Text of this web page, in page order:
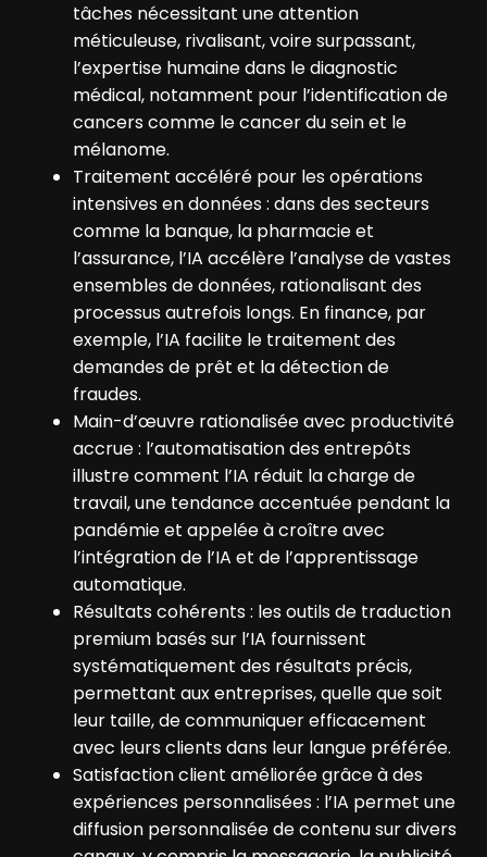
tâches nécessitant une attention
méticuleuse, rivalisant, voire surpassant,
l’expertise humaine dans le diagnostic
médical, notamment pour l’identification de
cancers comme le cancer du sein et le
mélanome.
Traitement accéléré pour les opérations
intensives en données : dans des secteurs
comme la banque, la pharmacie et
l’assurance, l’IA accélère l’analyse de vastes
ensembles de données, rationalisant des
processus autrefois longs. En finance, par
exemple, l’IA facilite le traitement des
demandes de prêt et la détection de
fraudes.
Main-d’œuvre rationalisée avec productivité
accrue : l’automatisation des entrepôts
illustre comment l’IA réduit la charge de
travail, une tendance accentuée pendant la
pandémie et appelée à croître avec
l’intégration de l’IA et de l’apprentissage
automatique.
Résultats cohérents : les outils de traduction
premium basés sur l’IA fournissent
systématiquement des résultats précis,
permettant aux entreprises, quelle que soit
leur taille, de communiquer efficacement
avec leurs clients dans leur langue préférée.
Satisfaction client améliorée grâce à des
expériences personnalisées : l’IA permet une
diffusion personnalisée de contenu sur divers